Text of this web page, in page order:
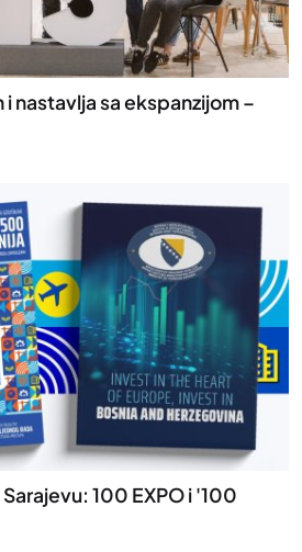
i nastavlja sa ekspanzijom –
100 EXPO i '100